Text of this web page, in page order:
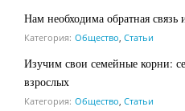
Нам необходима обратная связь
Категория: Общество, Статьи
Изучим свои семейные корни:
взрослых
Категория: Общество, Статьи